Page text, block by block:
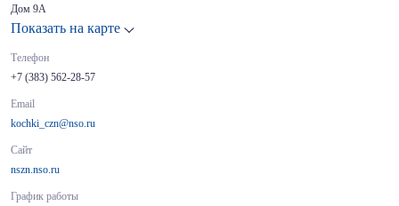
Дом 9А
Показать на карте
Телефон
+7 (383) 562-28-57
Email
kochki_czn@nso.ru
Сайт
nszn.nso.ru
График работы